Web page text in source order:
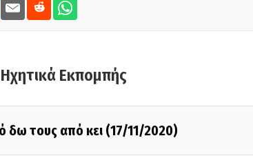
Εκπομπής
δω τους από κει (17/11/2020)